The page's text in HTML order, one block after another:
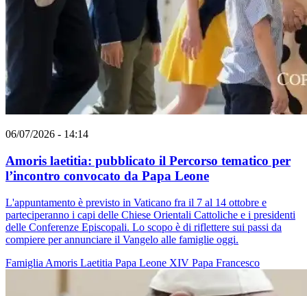
06/07/2026 - 14:14
Amoris laetitia: pubblicato il Percorso tematico per
l’incontro convocato da Papa Leone
L'appuntamento è previsto in Vaticano fra il 7 al 14 ottobre e
parteciperanno i capi delle Chiese Orientali Cattoliche e i presidenti
delle Conferenze Episcopali. Lo scopo è di riflettere sui passi da
compiere per annunciare il Vangelo alle famiglie oggi.
Famiglia Amoris Laetitia Papa Leone XIV Papa Francesco